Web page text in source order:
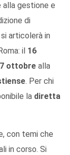
gestione e
di
si articolerà in
il 16
ottobre alla
. Per chi
la diretta
con temi che
in corso. Si